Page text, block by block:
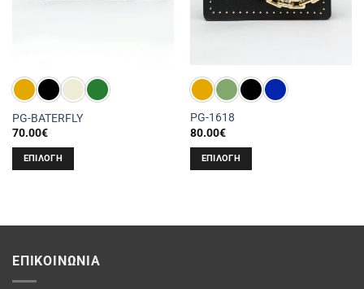
PG-BATERFLY
70.00€
ΕΠΙΛΟΓΉ
έχει
παραλλαγές.
Οι
PG-1618
80.00€
ΕΠΙΛΟΓΉ
έχει
ΕΠΙΚΟΙΝΩΝΊΑ